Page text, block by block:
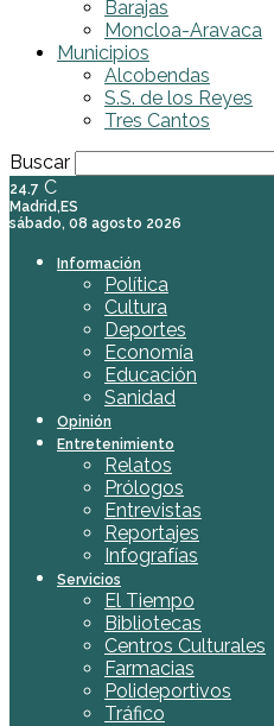
Barajas
Moncloa-Aravaca
Municipios
Alcobendas
S.S. de los Reyes
Tres Cantos
Buscar
24.7 C
Madrid,ES
sábado, 08 agosto 2026
Información
Política
Cultura
Deportes
Economía
Educación
Sanidad
Opinión
Entretenimiento
Relatos
Prólogos
Entrevistas
Reportajes
Infografías
Servicios
El Tiempo
Bibliotecas
Centros Culturales
Farmacias
Polideportivos
Tráfico